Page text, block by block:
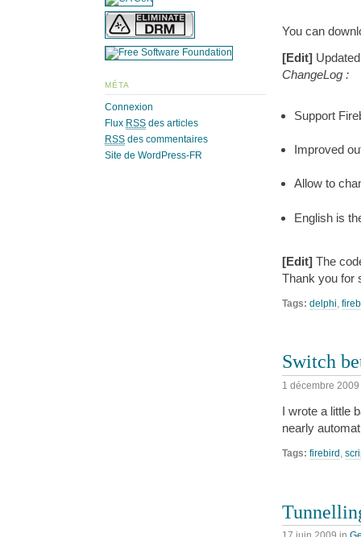
You can
[Edit]
ChangeLog :
Support
Improved
Allow to
English is
[Edit] The
Thank you for
Tags: delphi,
Switch
1 décembre 2009
I wrote a little
nearly
Tags: firebird ,
MÉTA
Connexion
Flux RSS des articles
RSS des commentaires
Site de WordPress-FR